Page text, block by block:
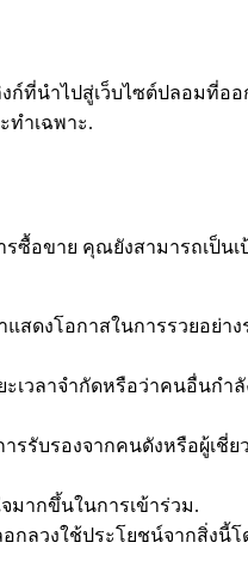
ที่นำไปสู่เว็บไซต์ปลอมที่อ
ทำเฉพาะ.
อขาย คุณยังสามารถเป็นเ
สดงโอกาสในการรวยอย่า
เวลาจำกัดหรือว่าคนอื่นก
รรับรองจากคนดังหรือผู้เชี่
มากขึ้นในการเข้าร่วม.
ลวงใช้ประโยชน์จากสิ่งนี้